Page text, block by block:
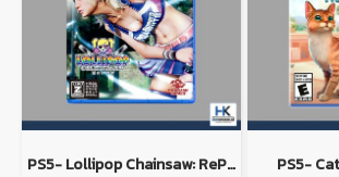
PS5- Lollipop Chainsaw: RePOP PS5-